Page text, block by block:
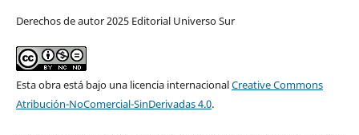
Derechos de autor 2025 Editorial Universo Sur
Esta obra está bajo una licencia internacionalCreative Commons
Atribución-NoComercial-SinDerivadas 4.0.